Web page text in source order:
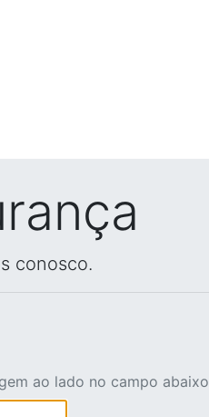
conosco.
ao lado no campo abaixo